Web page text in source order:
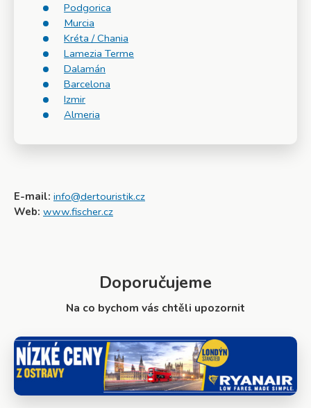
Podgorica
Murcia
Kréta / Chania
Lamezia Terme
Dalamán
Barcelona
Izmir
Almeria
E-mail: info@dertouristik.cz
Web: www.fischer.cz
Doporučujeme
Na co bychom vás chtěli upozornit